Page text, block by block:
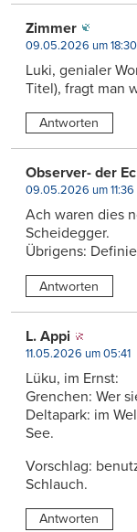
Zimmer
09.05.2026 um 18:30
Luki, genialer
Titel), fragt man
Antworten
Observer- der
09.05.2026 um 11:36
Ach waren dies
Scheidegger.
Übrigens:
Antworten
L. Appi
11.05.2026 um 05:41
Lüku, im Ernst:
Grenchen: Wer
Deltapark: im
See.
Vorschlag:
Schlauch.
Antworten